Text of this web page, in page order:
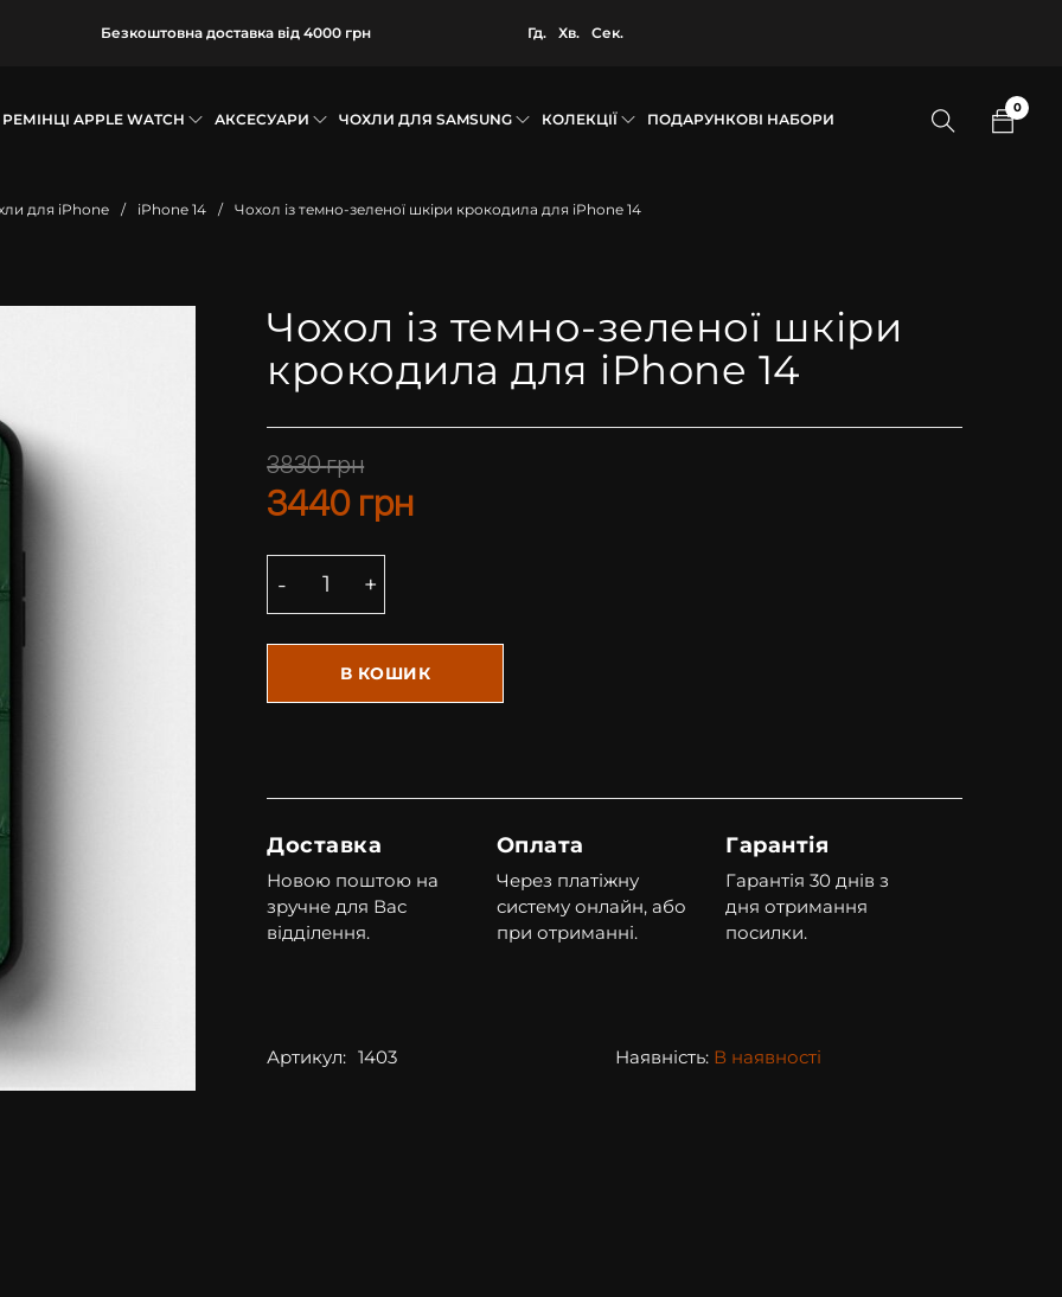
Безкоштовна доставка від 4000 грн Гд. Хв. Сек.
РЕМІНЦІ APPLE WATCH АКСЕСУАРИ ЧОХЛИ ДЛЯ SAMSUNG КОЛЕКЦІЇ ПОДАРУНКОВІ НАБОРИ
0
для iPhone / iPhone 14 / Чохол із темно-зеленої шкіри крокодила для iPhone 14
Чохол із темно-зеленої шкіри
крокодила для iPhone 14
3830грн
3440 грн
В КОШИК
Доставка
Новою поштою на
зручне для Вас
відділення.
Оплата
Через платіжну
систему онлайн, або
при отриманні.
Гарантія
Гарантія 30 днів з
дня отримання
посилки.
Артикул: 1403 Наявність: В наявності